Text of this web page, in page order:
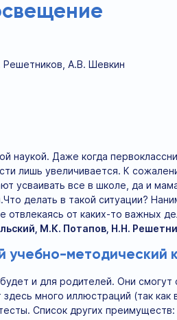
А.В. Шевкин
Даже когда
лишь увеличивается. К
усваивать все в школе, да и
делать в такой ситуации?
отвлекаясь от каких-то важных
М.К. Потапов, Н.Н.
учебно-методический
и для родителей. Они смогут
много иллюстраций (так
Список других преимуществ: